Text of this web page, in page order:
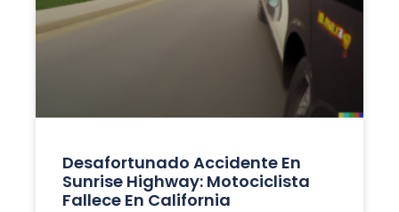
Desafortunado Accidente En
Sunrise Highway: Motociclista
Fallece En California